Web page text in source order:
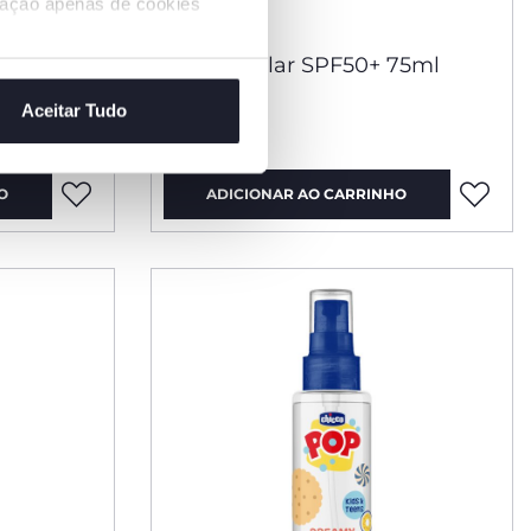
Aceitar Tudo
Creme Solar SPF50+ 75ml
ADICIONAR AO CARRINHO